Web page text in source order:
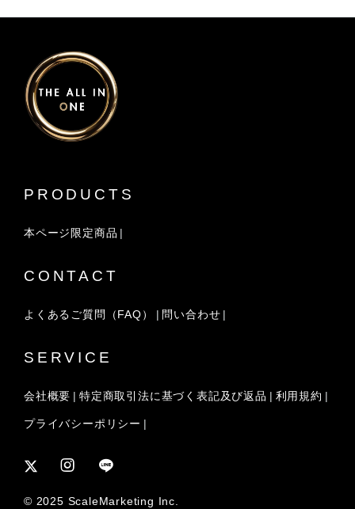
PRODUCTS
本ページ限定商品
CONTACT
よくあるご質問（FAQ） 問い合わせ
SERVICE
会社概要 特定商取引法に基づく表記及び返品 利用規約
プライバシーポリシー
© 2025 ScaleMarketing Inc.